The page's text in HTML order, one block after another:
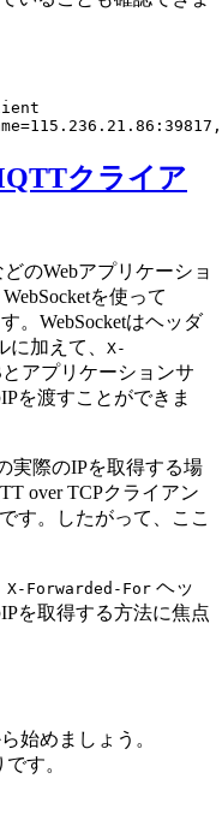
クライア
のWebアプリケーショ
を使って
。WebSocketはヘッダ
加えて、 X-
アプリケーションサ
を渡すことができま
実際のIPを取得する場
over TCPクライアン
す。したがって、ここ
X-Forwarded-For ヘッ
を取得する方法に焦点
始めましょう。
す。